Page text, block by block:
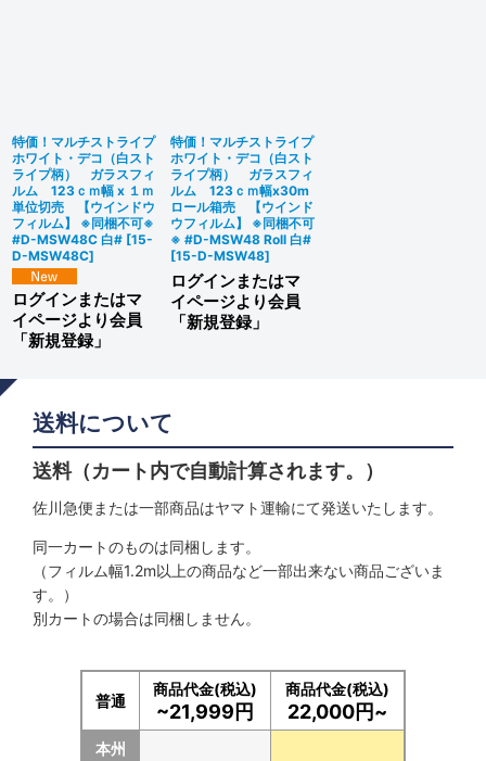
特価！マルチストライプ
ホワイト・デコ（白スト
ライプ柄） ガラスフィ
ルム 123ｃｍ幅 x １ｍ
単位切売 【ウインドウ
フィルム】 ※同梱不可※
#D-MSW48C 白# [15-
D-MSW48C]
ログインまたはマ
イページより会員
「新規登録」
特価！マルチストライプ
ホワイト・デコ（白スト
ライプ柄） ガラスフィ
ルム 123ｃｍ幅x30m
ロール箱売 【ウインド
ウフィルム】 ※同梱不可
※ #D-MSW48 Roll 白#
[15-D-MSW48]
ログインまたはマ
イページより会員
「新規登録」
送料について
送料（カート内で自動計算されます。）
佐川急便または一部商品はヤマト運輸にて発送いたします。
同一カートのものは同梱します。
（フィルム幅1.2m以上の商品など一部出来ない商品ございま
す。）
別カートの場合は同梱しません。
普通
商品代金(税込)
~21,999円
商品代金(税込)
22,000円~
本州